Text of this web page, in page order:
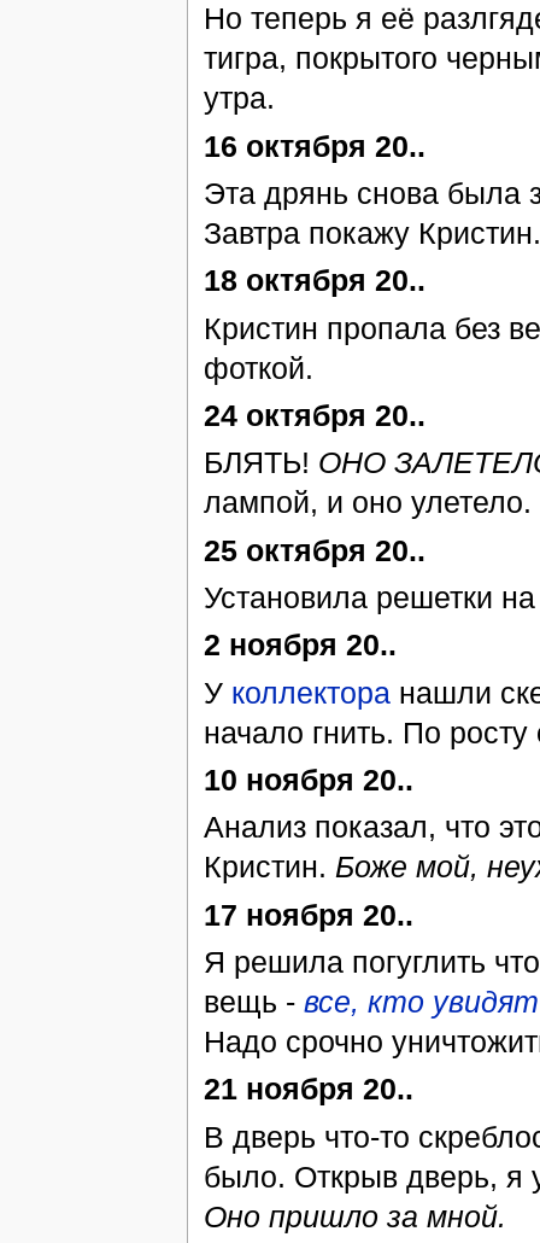
Но теперь я её
тигра, покрытого
утра.
16 октября 20..
Эта дрянь снова была
Завтра покажу Кристин.
18 октября 20..
Кристин пропала без
фоткой.
24 октября 20..
БЛЯТЬ! ОНО
лампой, и оно
25 октября 20..
Установила решетки
2 ноября 20..
У коллекторанашли
начало гнить. По
10 ноября 20..
Анализ показал, что
Кристин. Боже мой,
17 ноября 20..
Я решила погуглить
вещь - все, кто
Надо срочно
21 ноября 20..
В дверь что-то
было. Открыв дверь, я
Оно пришло за мной.